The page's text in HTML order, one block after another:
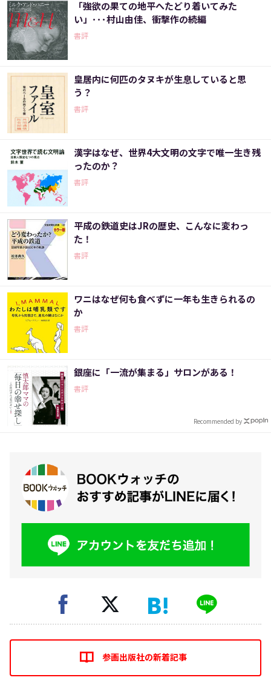
「強欲の果ての地平へたどり着いてみた
い」･･･村山由佳、衝撃作の続編
書評
皇居内に何匹のタヌキが生息していると思
う？
書評
漢字はなぜ、世界4大文明の文字で唯一生き残
ったのか？
書評
平成の鉄道史はJRの歴史、こんなに変わっ
た！
書評
ワニはなぜ何も食べずに一年も生きられるの
か
書評
銀座に「一流が集まる」サロンがある！
書評
Recommended by
参画出版社の新着記事